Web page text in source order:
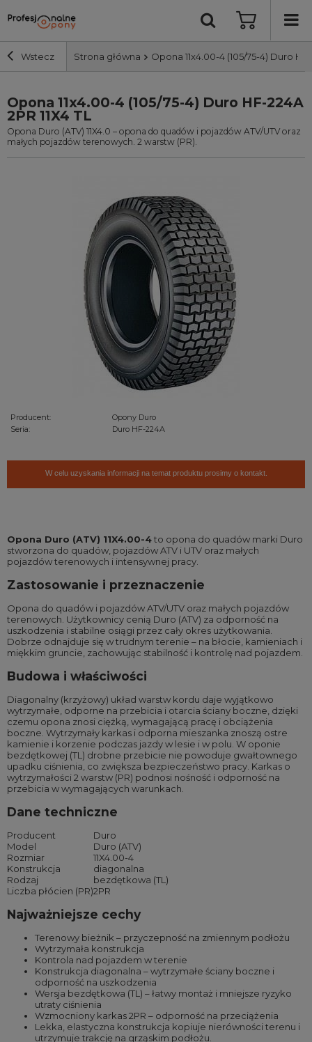
Wstecz Strona główna Opona 11x4.00-4 (105/75-4) Duro HF-
Szerokość i profil
Średnica
Wyszukaj
Opona 11x4.00-4 (105/75-4) Duro HF-224A
2PR 11X4 TL
Opona Duro (ATV) 11X4.0 – opona do quadów i pojazdów ATV/UTV oraz
małych pojazdów terenowych. 2 warstw (PR).
Producent:
Opony Duro
Seria:
Duro HF-224A
W celu uzyskania informacji na temat produktu prosimy o kontakt.
Opona Duro (ATV) 11X4.00-4to opona do quadów marki Duro
stworzona do quadów, pojazdów ATV i UTV oraz małych
pojazdów terenowych i intensywnej pracy.
Zastosowanie i przeznaczenie
Opona do quadów i pojazdów ATV/UTV oraz małych pojazdów
terenowych. Użytkownicy cenią Duro (ATV) za odporność na
uszkodzenia i stabilne osiągi przez cały okres użytkowania.
Dobrze odnajduje się w trudnym terenie – na błocie, kamieniach i
miękkim gruncie, zachowując stabilność i kontrolę nad pojazdem.
Budowa i właściwości
Diagonalny (krzyżowy) układ warstw kordu daje wyjątkowo
wytrzymałe, odporne na przebicia i otarcia ściany boczne, dzięki
czemu opona znosi ciężką, wymagającą pracę i obciążenia
boczne. Wytrzymały karkas i odporna mieszanka znoszą ostre
kamienie i korzenie podczas jazdy w lesie i w polu. W oponie
bezdętkowej (TL) drobne przebicie nie powoduje gwałtownego
upadku ciśnienia, co zwiększa bezpieczeństwo pracy. Karkas o
wytrzymałości 2 warstw (PR) podnosi nośność i odporność na
przebicia w wymagających warunkach.
Dane techniczne
Producent
Duro
Model
Duro (ATV)
Rozmiar
11X4.00-4
Konstrukcja
diagonalna
Rodzaj
bezdętkowa (TL)
Liczba płócien (PR)2PR
Najważniejsze cechy
Terenowy bieżnik – przyczepność na zmiennym podłożu
Wytrzymała konstrukcja
Kontrola nad pojazdem w terenie
Konstrukcja diagonalna – wytrzymałe ściany boczne i
odporność na uszkodzenia
Wersja bezdętkowa (TL) – łatwy montaż i mniejsze ryzyko
utraty ciśnienia
Wzmocniony karkas 2PR – odporność na przeciążenia
Lekka, elastyczna konstrukcja kopiuje nierówności terenu i
utrzymuje trakcję na grząskim podłożu.